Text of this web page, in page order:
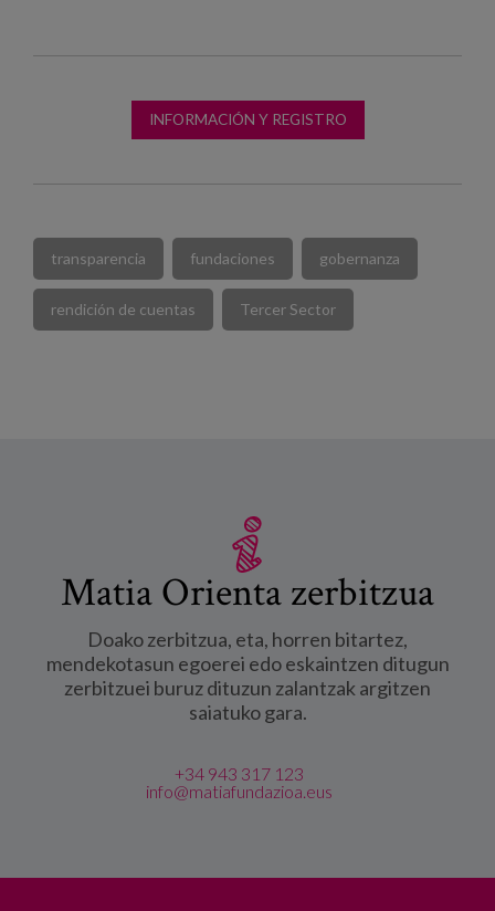
INFORMACIÓN Y REGISTRO
transparencia fundaciones gobernanza
rendición de cuentas Tercer Sector
Matia Orienta zerbitzua
Doako zerbitzua, eta, horren bitartez,
mendekotasun egoerei edo eskaintzen ditugun
zerbitzuei buruz dituzun zalantzak argitzen
saiatuko gara.
+34 943 317 123
info@matiafundazioa.eus